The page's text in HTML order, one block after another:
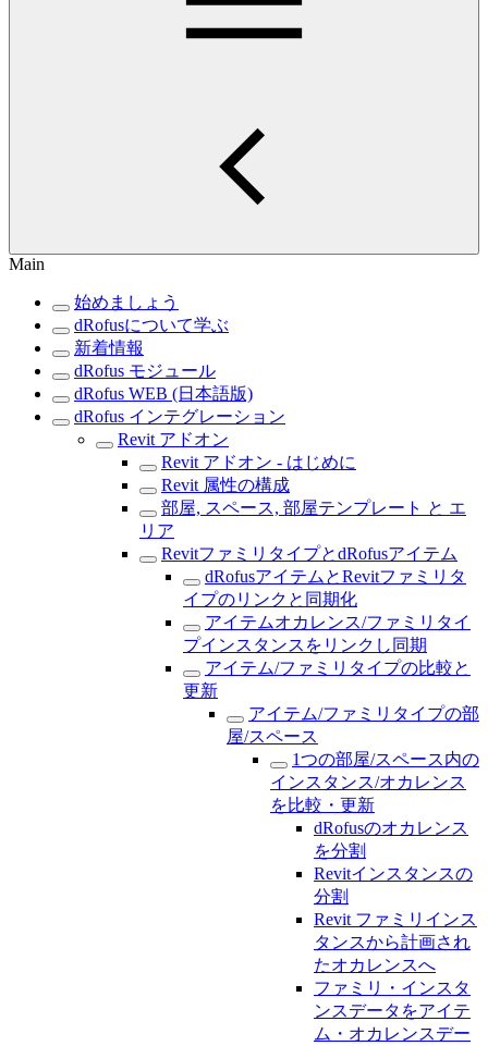
Main
始めましょう
dRofusについて学ぶ
新着情報
dRofus モジュール
dRofus WEB (日本語版)
dRofus インテグレーション
Revit アドオン
Revit アドオン - はじめに
Revit 属性の構成
部屋, スペース, 部屋テンプレート と エ
リア
RevitファミリタイプとdRofusアイテム
dRofusアイテムとRevitファミリタ
イプのリンクと同期化
アイテムオカレンス/ファミリタイ
プインスタンスをリンクし同期
アイテム/ファミリタイプの比較と
更新
アイテム/ファミリタイプの部
屋/スペース
1つの部屋/スペース内の
インスタンス/オカレンス
を比較・更新
dRofusのオカレンス
を分割
Revitインスタンスの
分割
Revit ファミリインス
タンスから計画され
たオカレンスへ
ファミリ・インスタ
ンスデータをアイテ
ム・オカレンスデー